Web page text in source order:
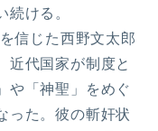
ける。
信じた西野文太郎
近代国家が制度と
や「神聖」をめぐ
った。彼の斬奸状